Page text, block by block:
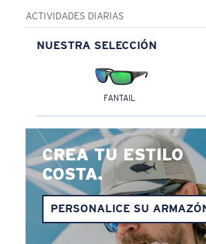
ACTIVIDADES DIARIAS
NUESTRA SELECCIÓN
FANTAIL
CREA TU ESTILO
COSTA.
PERSONALICE SU